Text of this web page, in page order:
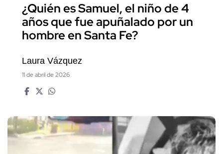
¿Quién es Samuel, el niño de 4
años que fue apuñalado por un
hombre en Santa Fe?
Laura Vázquez
11 de abril de 2026